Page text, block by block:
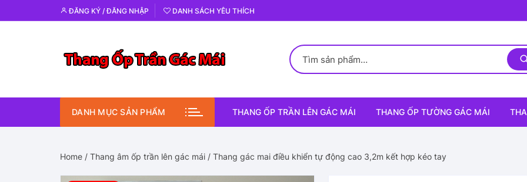
tới
ĐĂNG KÝ / ĐĂNG NHẬP DANH SÁCH YÊU THÍCH
DANH MỤC SẢN PHẨM THANG ỐP TRẦN LÊN GÁC MÁI THANG ỐP TƯỜNG GÁC MÁI
Home / Thang âm ốp trần lên gác mái / Thang gác mai điều khiển tự động cao 3,2m kết hợp kéo tay